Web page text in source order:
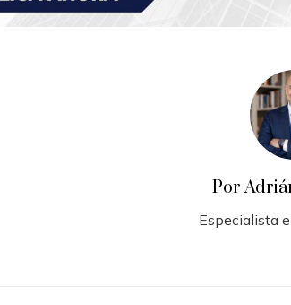
Por
Especialista